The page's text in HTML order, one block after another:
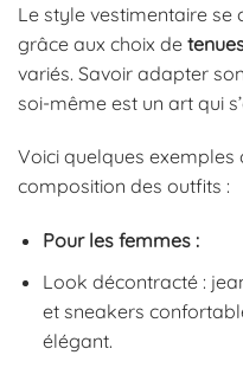
Le style vestimentaire
grâce aux choix de
variés. Savoir adapter son
soi-même est un art qui
Voici quelques
composition des outfits :
Pour les femmes :
Look décontracté :
et sneakers
élégant.